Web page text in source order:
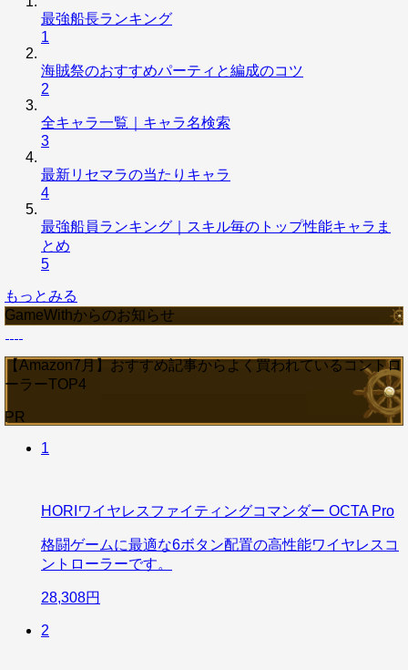
最強船長ランキング
1
海賊祭のおすすめパーティと編成のコツ
2
全キャラ一覧｜キャラ名検索
3
最新リセマラの当たりキャラ
4
最強船員ランキング｜スキル毎のトップ性能キャラま
とめ
5
もっとみる
GameWithからのお知らせ
【Amazon7月】おすすめ記事からよく買われているコントロ
ーラーTOP4
PR
1
HORIワイヤレスファイティングコマンダー OCTA Pro
格闘ゲームに最適な6ボタン配置の高性能ワイヤレスコ
ントローラーです。
28,308円
2